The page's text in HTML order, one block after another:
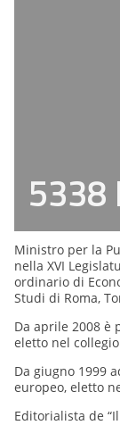
5338
Ministro per la
nella XVI
ordinario di
Studi di Roma,
Da aprile 2008 è
eletto nel
Da giugno 1999
europeo, eletto
Editorialista de “Il